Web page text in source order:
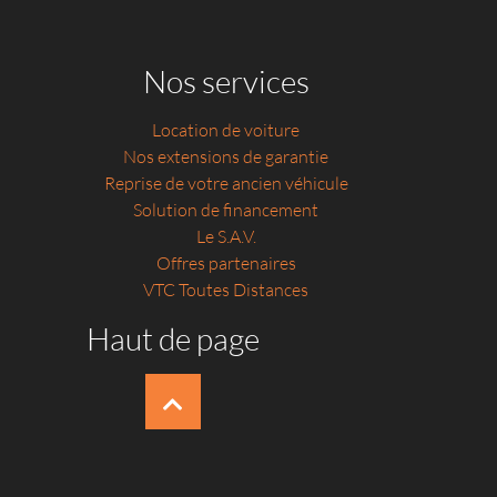
Nos services
Location de voiture
Nos extensions de garantie
Reprise de votre ancien véhicule
Solution de financement
Le S.A.V.
Offres partenaires
VTC Toutes Distances
Haut de page